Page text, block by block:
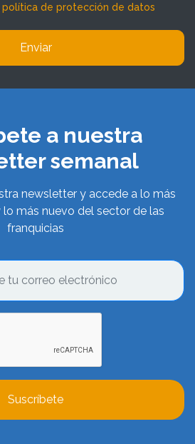
política de protección de datos
Enviar
a nuestra
semanal
newsletter y accede a lo más
más nuevo del sector de las
franquicias
Suscríbete